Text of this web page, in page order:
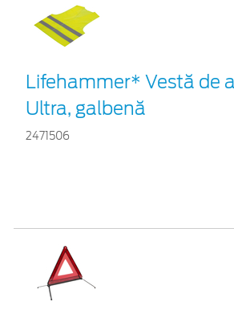
Lifehammer* Vestă de
Ultra, galbenă
2471506